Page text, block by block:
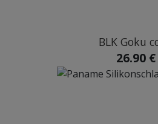
BLK Goku
26.90 €